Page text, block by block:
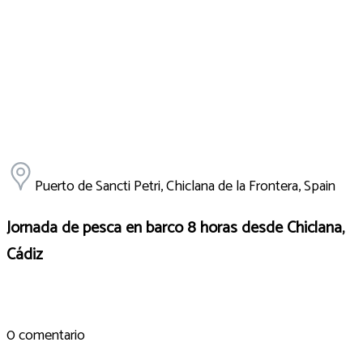
Puerto de Sancti Petri, Chiclana de la Frontera, Spain
Jornada de pesca en barco 8 horas desde Chiclana,
Cádiz
0 comentario